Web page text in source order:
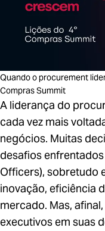
Hub Supply Chain
40º Simpósio Supply
Quando o procurement
Compras Summit
A liderança do
cada vez mais
negócios. Muitas
desafios
Officers), sobretudo
inovação, eficiência
mercado. Mas,
executivos em suas